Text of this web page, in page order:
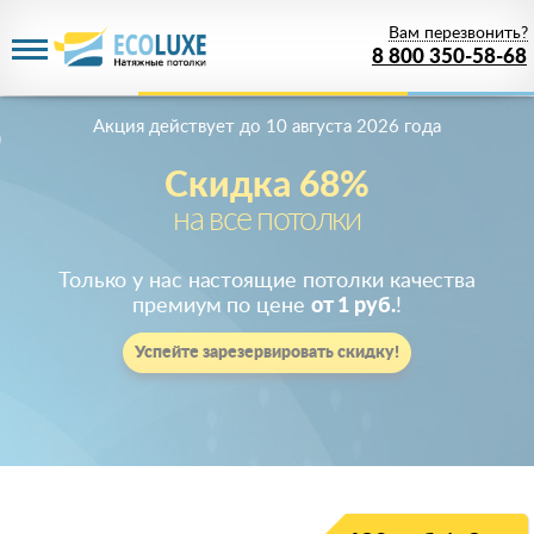
8 800 350-58-68
Вам перезвонить?
Скидка 68%
на все потолки
Акция действует до 10 августа 2026 года
Только у нас настоящие потолки качества
премиум по цене от 1 руб.!
Успейте зарезервировать скидку!